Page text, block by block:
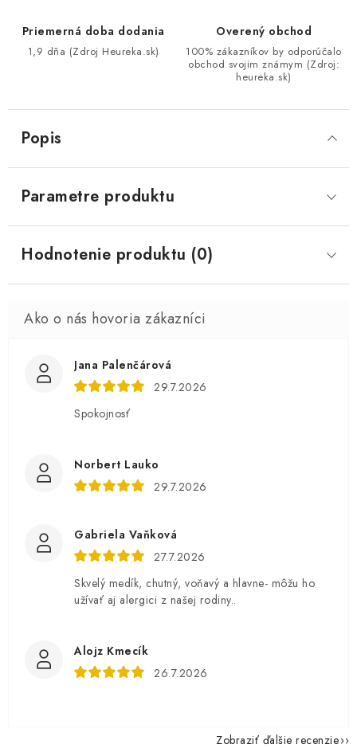
Priemerná doba dodania
1,9 dňa (Zdroj Heureka.sk)
Overený obchod
100% zákazníkov by odporúčalo
obchod svojim známym (Zdroj:
heureka.sk)
Popis
Parametre produktu
Hodnotenie produktu (0)
Jana Palenčárová
29.7.2026
Spokojnosť
Norbert Lauko
29.7.2026
Gabriela Vaňková
27.7.2026
Skvelý medík, chutný, voňavý a hlavne- môžu ho
užívať aj alergici z našej rodiny..
Alojz Kmecík
26.7.2026
Zobraziť ďalšie recenzie